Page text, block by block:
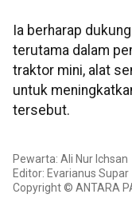
Ia berharap
terutama dalam
traktor mini, alat
untuk
tersebut.
Pewarta: Ali Nur Ichsan
Editor: Evarianus Supar
Copyright © ANTARA